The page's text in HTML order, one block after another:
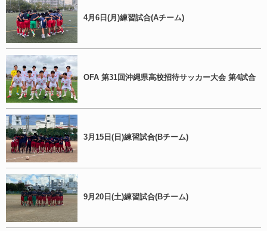
4月6日(月)練習試合(Aチーム)
OFA 第31回沖縄県高校招待サッカー大会 第4試合
3月15日(日)練習試合(Bチーム)
9月20日(土)練習試合(Bチーム)